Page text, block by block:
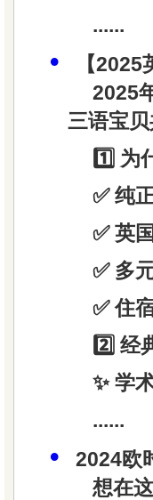
......
•
【
2025
三语宝
1️⃣ 为
✅ 纯
✅ 英
✅ 多
✅ 住
2️⃣ 经
✨ 学
......
•
2024欧
想在